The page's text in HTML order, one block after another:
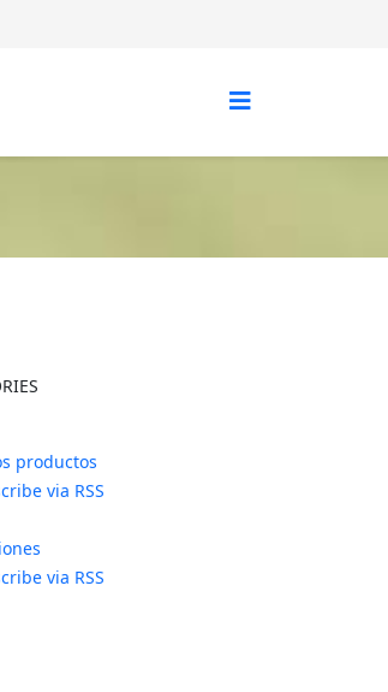
productos
via RSS
via RSS